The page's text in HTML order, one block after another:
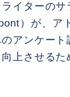
イターのサ
）が、ア
アンケート
上させる